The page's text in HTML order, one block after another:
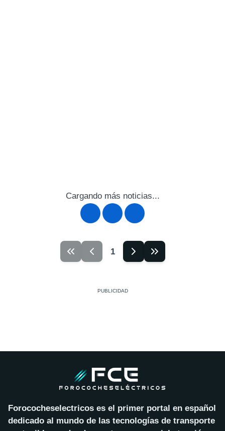
Cargando más noticias...
1
Forococheselectricos es el primer portal en español
dedicado al mundo de las tecnologías de transporte